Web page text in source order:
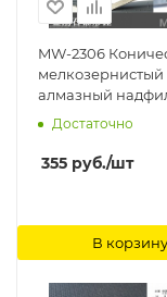
MW-2306
мелкозернистый
алмазный
(начало 0.3
4mm) ManWah
Достаточно
355 руб./шт
В корзину